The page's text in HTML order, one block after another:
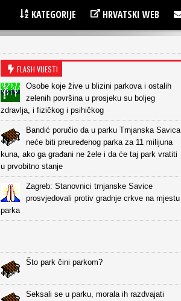
KATEGORIJE HRVATSKI WEB
FLASH VIJESTI
Osobe koje žive u blizini parkova i ostalih
zelenih površina u prosjeku su boljeg
zdravlja, i fizičkog i psihičkog
Bandić poručio da u parku Trnjanska Savica
neće biti preuređenog parka za 11 milijuna
kuna, ako ga građani ne žele i da će taj park vratiti
u prvobitno stanje
Zagreb: Stanovnici trnjanske Savice
prosvjedovali protiv gradnje crkve na mjestu
parka
Što park čini parkom?
Seksali se u parku, morala ih razdvajati